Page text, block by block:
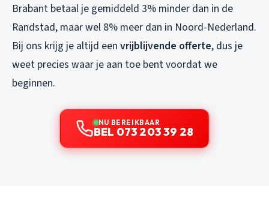
Brabant betaal je gemiddeld 3% minder dan in de
Randstad, maar wel 8% meer dan in Noord-Nederland.
Bij ons krijg je altijd een vrijblijvende offerte, dus je
weet precies waar je aan toe bent voordat we
beginnen.
NU BEREIKBAAR
BEL 073 203 39 28